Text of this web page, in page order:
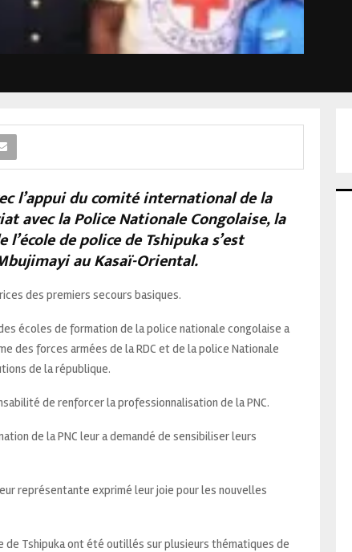
l’appui du comité international de la
avec la Police Nationale Congolaise, la
de police de Tshipuka s’est
au Kasaï-Oriental.
des premiers secours basiques.
écoles de formation de la police nationale congolaise a
des forces armées de la RDC et de la police Nationale
de la république.
de renforcer la professionnalisation de la PNC.
de la PNC leur a demandé de sensibiliser leurs
représentante exprimé leur joie pour les nouvelles
Tshipuka ont été outillés sur plusieurs thématiques de